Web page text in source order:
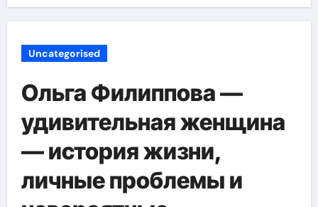
Uncategorised
Ольга Филиппова —
удивительная женщина
— история жизни,
личные проблемы и